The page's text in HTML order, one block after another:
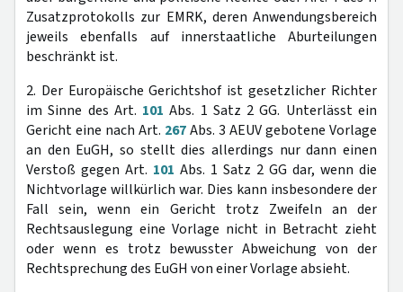
Zusatzprotokolls zur EMRK, deren Anwendungsbereich
jeweils ebenfalls auf innerstaatliche Aburteilungen
beschränkt ist.
2. Der Europäische Gerichtshof ist gesetzlicher Richter
im Sinne des Art. 101 Abs. 1 Satz 2 GG. Unterlässt ein
Gericht eine nach Art. 267Abs. 3 AEUV gebotene Vorlage
an den EuGH, so stellt dies allerdings nur dann einen
Verstoß gegen Art. 101 Abs. 1 Satz 2 GG dar, wenn die
Nichtvorlage willkürlich war. Dies kann insbesondere der
Fall sein, wenn ein Gericht trotz Zweifeln an der
Rechtsauslegung eine Vorlage nicht in Betracht zieht
oder wenn es trotz bewusster Abweichung von der
Rechtsprechung des EuGH von einer Vorlage absieht.